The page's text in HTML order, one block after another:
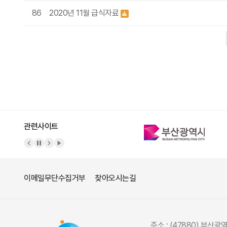
86 2020년 11월 급식자료
관련사이트
이메일무단수집거부 찾아오시는길